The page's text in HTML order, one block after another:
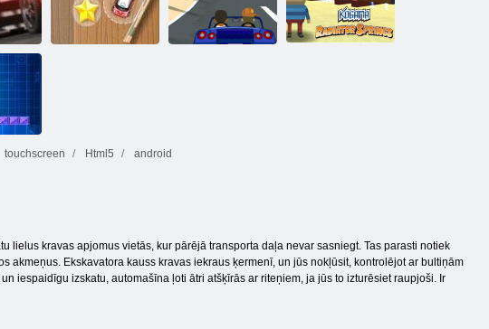
3d
Varonīgs pilots
touchscreen Html5 android
kravas apjomus vietās, kur pārējā transporta daļa nevar sasniegt. Tas parasti notiek
akmeņus. Ekskavatora kauss kravas iekraus ķermenī, un jūs nokļūsit, kontrolējot ar bultiņām
iespaidīgu izskatu, automašīna ļoti ātri atšķīrās ar riteņiem, ja jūs to izturēsiet raupjoši. Ir